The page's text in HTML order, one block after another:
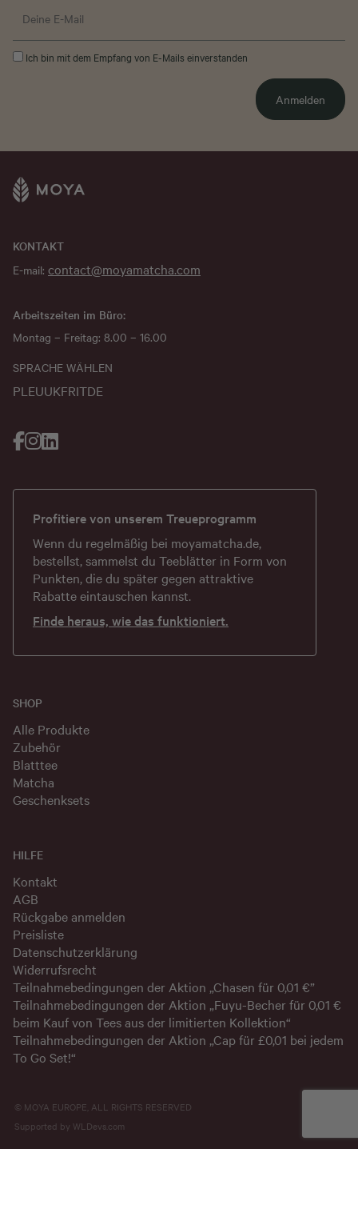
Ich bin mit dem Empfang von E-Mails einverstanden
Anmelden
KONTAKT
E-mail: contact@moyamatcha.com
Arbeitszeiten im Büro:
Montag – Freitag: 8.00 – 16.00
SPRACHE WÄHLEN
PL EUUKFRITDE
SHOP
Alle Produkte
Zubehör
Blatttee
Matcha
Geschenksets
HILFE
Kontakt
AGB
Rückgabe anmelden
Preisliste
Datenschutzerklärung
Widerrufsrecht
Teilnahmebedingungen der Aktion „Chasen für 0,01 €”
Teilnahmebedingungen der Aktion „Fuyu-Becher für 0,01 €
beim Kauf von Tees aus der limitierten Kollektion“
Teilnahmebedingungen der Aktion „Cap für £0,01 bei jedem
To Go Set!“
Profitiere von unserem Treueprogramm
Wenn du regelmäßig bei moyamatcha.de,
bestellst, sammelst du Teeblätter in Form von
Punkten, die du später gegen attraktive
Rabatte eintauschen kannst.
Finde heraus, wie das funktioniert.
© MOYA EUROPE, ALL RIGHTS RESERVED
Supported by WLDevs.com